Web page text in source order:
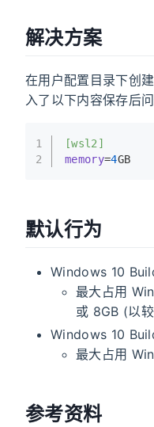
解决方案
在用户配置目录下创
入了以下内容保存后问
1
2
[wsl2]
memory=4GB
默认行为
Windows 10
最大占用
或 8GB (以
Windows 10
最大占用
参考资料